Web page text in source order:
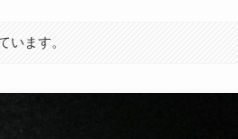
います。